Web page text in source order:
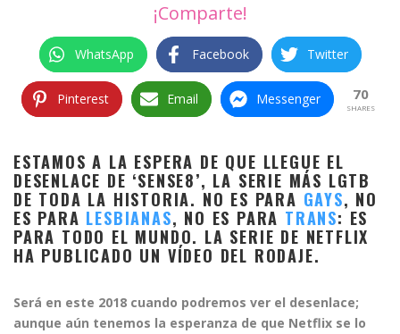
¡Comparte!
WhatsApp Facebook Twitter
Pinterest Email Messenger 70
SHARES
ESTAMOS A LA ESPERA DE QUE LLEGUE EL
DESENLACE DE ‘SENSE8’, LA SERIE MÁS LGTB
DE TODA LA HISTORIA. NO ES PARA GAYS, NO
ES PARA LESBIANAS, NO ES PARA TRANS: ES
PARA TODO EL MUNDO. LA SERIE DE NETFLIX
HA PUBLICADO UN VÍDEO DEL RODAJE.
Será en este 2018 cuando podremos ver el desenlace;
aunque aún tenemos la esperanza de que Netflix se lo